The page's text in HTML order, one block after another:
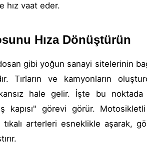
hız vaat eder.
Hıza Dönüştürün
gibi yoğun sanayi sitelerinin
Tırların ve kamyonların
hale gelir. İşte bu
görevi görür. Motosikletli
arterleri esneklikle aşarak,